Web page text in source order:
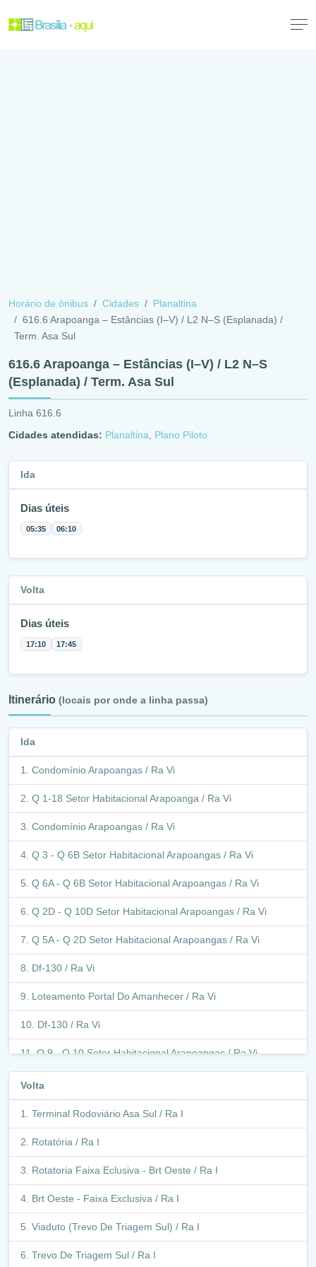
Horário de ônibus Cidades
Planaltina
616.6 Arapoanga – Estâncias (I–V) / L2 N–S (Esplanada) /
Term. Asa Sul
616.6 Arapoanga – Estâncias (I–V) / L2 N–S
(Esplanada) / Term. Asa Sul
Linha 616.6
Cidades atendidas: Planaltina Plano Piloto
Ida
Dias úteis
05:35 06:10
Volta
Dias úteis
17:10 17:45
Itinerário (locais por onde a linha passa)
Ida
Condomínio Arapoangas / Ra Vi
Q 1-18 Setor Habitacional Arapoanga / Ra Vi
Condomínio Arapoangas / Ra Vi
Q 3 - Q 6B Setor Habitacional Arapoangas / Ra Vi
Q 6A - Q 6B Setor Habitacional Arapoangas / Ra Vi
Q 2D - Q 10D Setor Habitacional Arapoangas / Ra Vi
Q 5A - Q 2D Setor Habitacional Arapoangas / Ra Vi
Df-130 / Ra Vi
Loteamento Portal Do Amanhecer / Ra Vi
Df-130 / Ra Vi
Q 9 - Q 10 Setor Habitacional Arapoangas / Ra Vi
Q 5 - Q Real Setor Habitacional Arapoangas / Ra Vi
Q 3 - Q 7 Setor Habitacional Arapoangas / Ra Vi
Q Real - Q 21 Setor Habitacional Arapoangas / Ra Vi
Retorno / Ra Vi
Q 2K - Q 21 Setor Habitacional Arapoangas / Ra Vi
Q 1 - Q 11D Setor Habitacional Arapoangas / Ra Vi
Volta
Terminal Rodoviário Asa Sul / Ra I
Rotatória / Ra I
Rotatoria Faixa Eclusiva - Brt Oeste / Ra I
Brt Oeste - Faixa Exclusiva / Ra I
Viaduto (Trevo De Triagem Sul) / Ra I
Trevo De Triagem Sul / Ra I